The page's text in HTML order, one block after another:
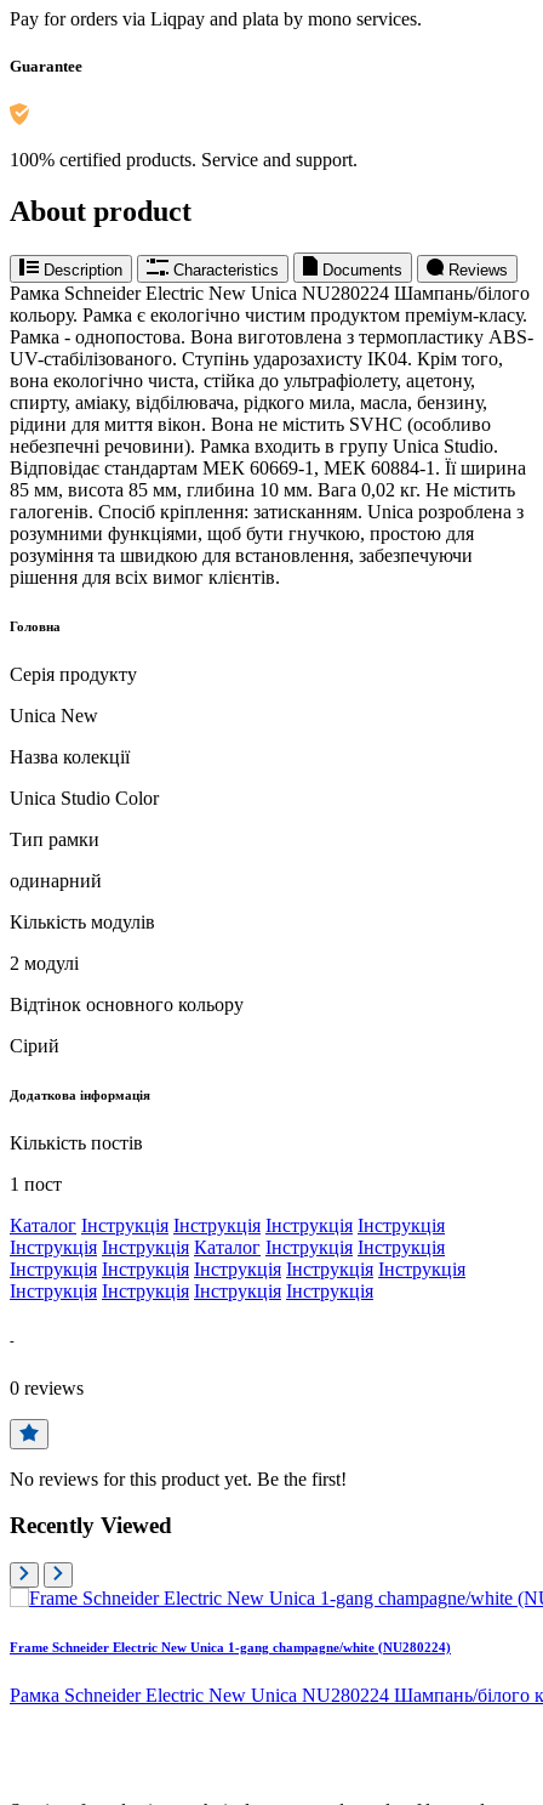
Pay for orders via Liqpay and plata by mono services.
Guarantee
100% certified products. Service and support.
About product
Description Characteristics Documents Reviews
Рамка Schneider Electric New Unica NU280224 Шампань/білого
кольору. Рамка є екологічно чистим продуктом преміум-класу.
Рамка - однопостова. Вона виготовлена ​​з термопластику ABS-
UV-стабілізованого. Ступінь ударозахисту IK04. Крім того,
вона екологічно чиста, стійка до ультрафіолету, ацетону,
спирту, аміаку, відбілювача, рідкого мила, масла, бензину,
рідини для миття вікон. Вона не містить SVHC (особливо
небезпечні речовини). Рамка входить в групу Unica Studio.
Відповідає стандартам МЕК 60669-1, МЕК 60884-1. Її ширина
85 мм, висота 85 мм, глибина 10 мм. Вага 0,02 кг. Не містить
галогенів. Спосіб кріплення: затисканням. Unica розроблена з
розумними функціями, щоб бути гнучкою, простою для
розуміння та швидкою для встановлення, забезпечуючи
рішення для всіх вимог клієнтів.
Головна
Серія продукту
Unica New
Назва колекції
Unica Studio Color
Тип рамки
одинарний
Кількість модулів
2 модулі
Відтінок основного кольору
Сірий
Додаткова інформація
Кількість постів
1 пост
Каталог Інструкція Інструкція Інструкція Інструкція
Інструкція Інструкція Каталог Інструкція Інструкція
Інструкція Інструкція Інструкція Інструкція Інструкція
Інструкція Інструкція Інструкція Інструкція
-
0 reviews
No reviews for this product yet. Be the first!
Recently Viewed
Frame Schneider Electric New Unica 1-gang champagne/white (NU280224)
Рамка Schneider Electric New Unica NU280224 Шампань/білого